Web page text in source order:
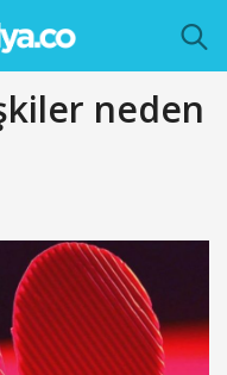
neden